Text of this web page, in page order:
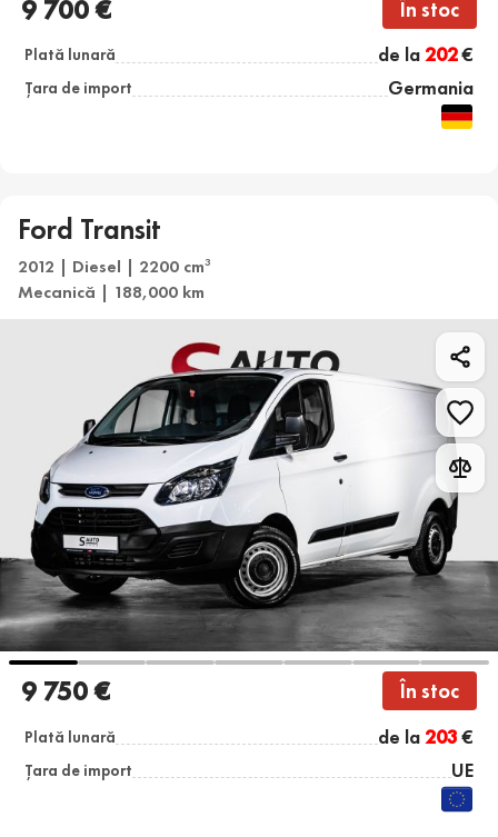
9 700 € În stoc
Plată lunară de la202€
Țara de import Germania
Ford Transit
2012 | Diesel | 2200 cm3
Mecanică | 188,000 km
9 750 € În stoc
Plată lunară de la203€
Țara de import UE